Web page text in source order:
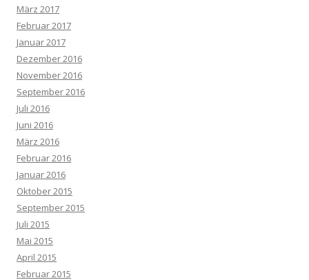
März 2017
Februar 2017
Januar 2017
Dezember 2016
November 2016
September 2016
Juli 2016
Juni 2016
März 2016
Februar 2016
Januar 2016
Oktober 2015
September 2015
Juli 2015
Mai 2015
April 2015
Februar 2015